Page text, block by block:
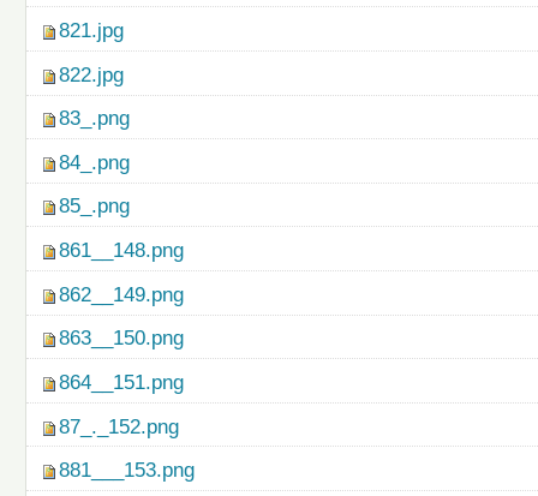
821.jpg
822.jpg
83_.png
84_.png
85_.png
861__148.png
862__149.png
863__150.png
864__151.png
87_._152.png
881___153.png